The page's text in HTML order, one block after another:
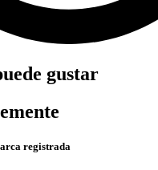
gustar
registrada